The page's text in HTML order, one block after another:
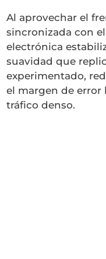
Al aprovechar el
sincronizada con
electrónica
suavidad que
experimentado,
el margen de
tráfico denso.